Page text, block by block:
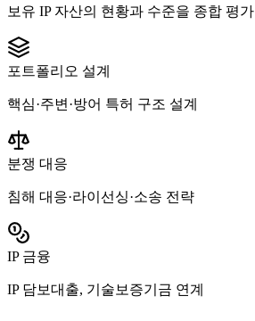
보유 IP 자산의 현황과 수준을 종합 평가
포트폴리오 설계
핵심·주변·방어 특허 구조 설계
분쟁 대응
침해 대응·라이선싱·소송 전략
IP 금융
IP 담보대출, 기술보증기금 연계